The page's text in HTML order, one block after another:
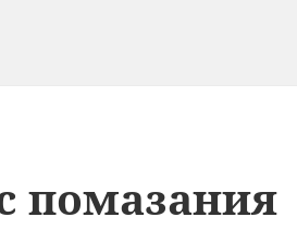
помазания